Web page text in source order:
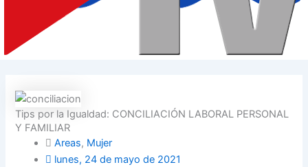
Tips por la Igualdad: CONCILIACIÓN LABORAL PERSONAL
Y FAMILIAR
Areas, Mujer
lunes, 24 de mayo de 2021